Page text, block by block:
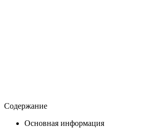
Содержание
Основная информация